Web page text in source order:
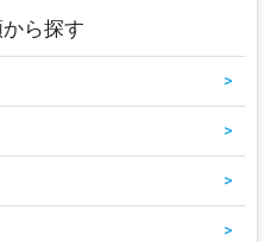
ら探す
>
>
>
>